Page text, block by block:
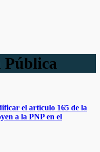
Pública
el artículo 165 de la
a la PNP en el